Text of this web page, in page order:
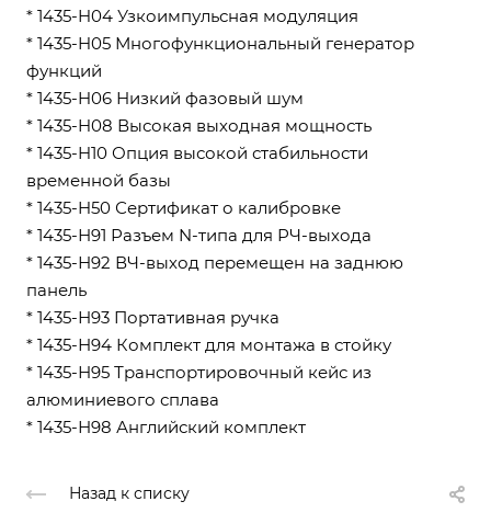
* 1435-H04 Узкоимпульсная модуляция
* 1435-H05 Многофункциональный генератор
функций
* 1435-H06 Низкий фазовый шум
* 1435-H08 Высокая выходная мощность
* 1435-H10 Опция высокой стабильности
временной базы
* 1435-H50 Сертификат о калибровке
* 1435-Н91 Разъем N-типа для РЧ-выхода
* 1435-Н92 ВЧ-выход перемещен на заднюю
панель
* 1435-Н93 Портативная ручка
* 1435-Н94 Комплект для монтажа в стойку
* 1435-Н95 Транспортировочный кейс из
алюминиевого сплава
* 1435-Н98 Английский комплект
Назад к списку